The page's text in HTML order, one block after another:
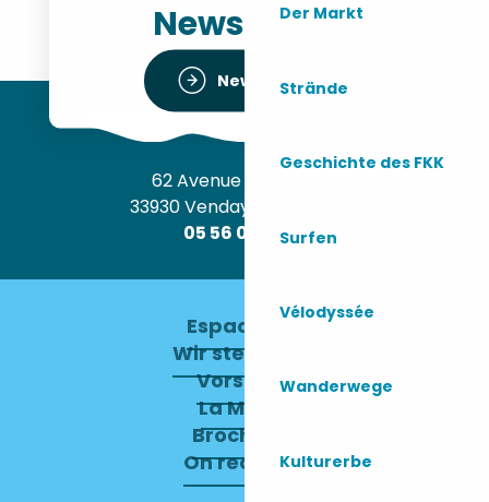
Der Markt
Strände
Geschichte des FKK
Surfen
Vélodyssée
Wanderwege
Kulturerbe
Newsletter
Newsletter
62 Avenue de l’Océan
33930 Vendays-Montalivet
05 56 09 30 12
Espace pro
Wir stellen ein
Vorstand
La Mairie
Brochures
On recrute !